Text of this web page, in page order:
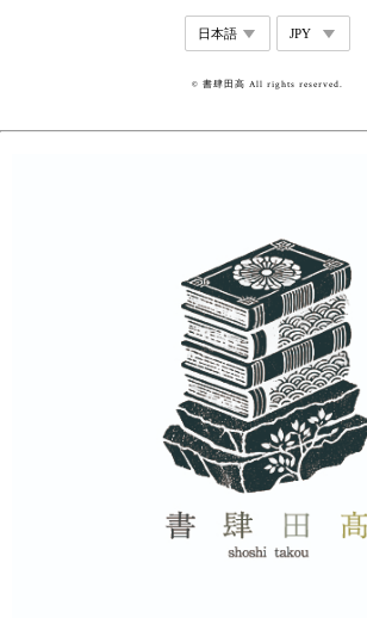
© 書肆田高 All rights reserved.